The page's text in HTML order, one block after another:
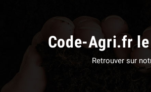
Code-Agri.fr
Retrouver sur